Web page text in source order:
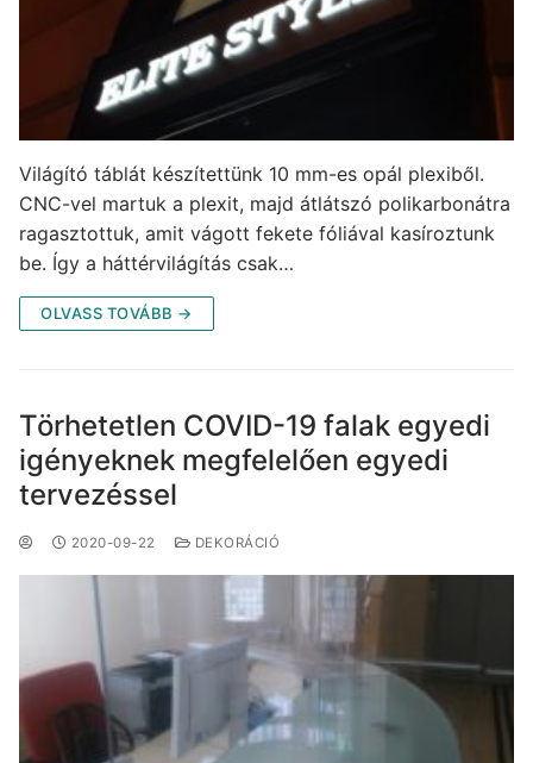
Világító táblát készítettünk 10 mm-es opál plexiből.
CNC-vel martuk a plexit, majd átlátszó polikarbonátra
ragasztottuk, amit vágott fekete fóliával kasíroztunk
be. Így a háttérvilágítás csak…
OLVASS TOVÁBB →
Törhetetlen COVID-19 falak egyedi
igényeknek megfelelően egyedi
tervezéssel
2020-09-22 DEKORÁCIÓ